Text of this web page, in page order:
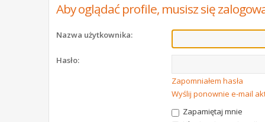
Aby oglądać profile, musisz się
Nazwa użytkownika:
Hasło:
Zapomniałem hasła
Wyślij ponownie e-mail
Zapamiętaj mnie